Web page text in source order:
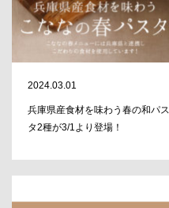
2024.03.01
兵庫県産食材を味わう春の和パ
タ2種が3/1より登場！